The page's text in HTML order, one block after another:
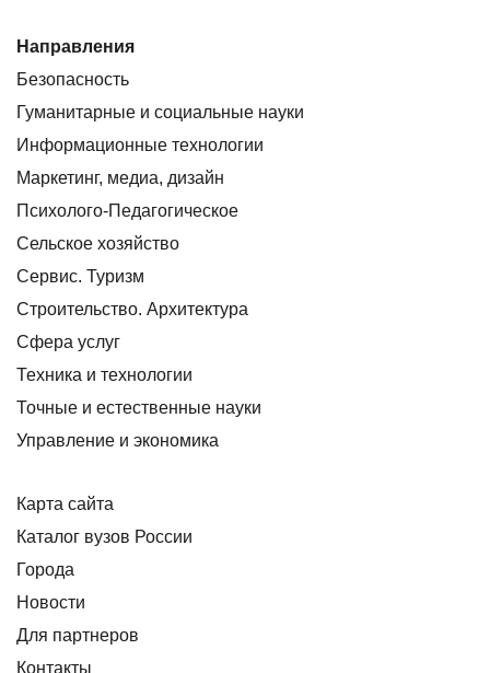
Направления
Безопасность
Гуманитарные и социальные науки
Информационные технологии
Маркетинг, медиа, дизайн
Психолого-Педагогическое
Сельское хозяйство
Сервис. Туризм
Строительство. Архитектура
Сфера услуг
Техника и технологии
Точные и естественные науки
Управление и экономика
Карта сайта
Каталог вузов России
Города
Новости
Для партнеров
Контакты